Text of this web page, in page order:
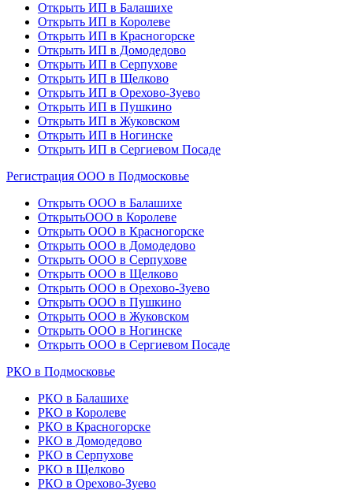
Открыть ИП в Балашихе
Открыть ИП в Королеве
Открыть ИП в Красногорске
Открыть ИП в Домодедово
Открыть ИП в Серпухове
Открыть ИП в Щелково
Открыть ИП в Орехово-Зуево
Открыть ИП в Пушкино
Открыть ИП в Жуковском
Открыть ИП в Ногинске
Открыть ИП в Сергиевом Посаде
Регистрация ООО в Подмосковье
Открыть ООО в Балашихе
ОткрытьООО в Королеве
Открыть ООО в Красногорске
Открыть ООО в Домодедово
Открыть ООО в Серпухове
Открыть ООО в Щелково
Открыть ООО в Орехово-Зуево
Открыть ООО в Пушкино
Открыть ООО в Жуковском
Открыть ООО в Ногинске
Открыть ООО в Сергиевом Посаде
РКО в Подмосковье
РКО в Балашихе
РКО в Королеве
РКО в Красногорске
РКО в Домодедово
РКО в Серпухове
РКО в Щелково
РКО в Орехово-Зуево